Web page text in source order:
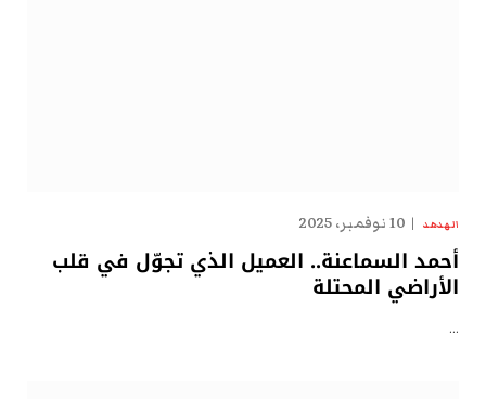
الهدهد 10 نوفمبر، 2025
أحمد السماعنة.. العميل الذي تجوّل في قلب
الأراضي المحتلة
…